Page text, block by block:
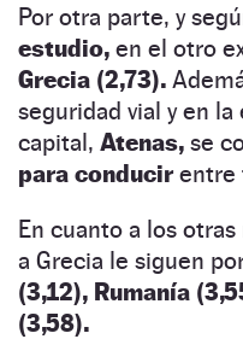
Por otra parte, y
estudio, en el otro
Grecia (2,73).
seguridad vial y en la
capital, Atenas, se
para conducirentre
En cuanto a los
a Grecia le siguen
(3,12), Rumanía
(3,58).